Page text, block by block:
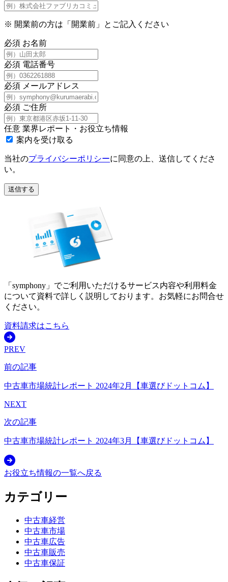
※ 開業前の方は「開業前」とご記入ください
必須 お名前
必須 電話番号
必須 メールアドレス
必須 ご住所
任意 業界レポート・お役立ち情報
案内を受け取る
当社のプライバシーポリシーに同意の上、送信してくださ
い。
送信する
「symphony」でご利用いただけるサービス内容や利用料金
について資料で詳しく説明しております。お気軽にお問合せ
ください。
資料請求はこちら
PREV
前の記事
中古車市場統計レポート 2024年2月【車選びドットコム】
NEXT
次の記事
中古車市場統計レポート 2024年3月【車選びドットコム】
お役立ち情報の一覧へ戻る
カテゴリー
中古車経営
中古車市場
中古車広告
中古車販売
中古車保証